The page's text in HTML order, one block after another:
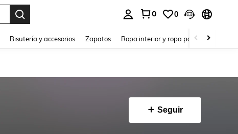
0 0
Bisutería y accesorios Zapatos Ropa interior y ropa para dormir
Seguir